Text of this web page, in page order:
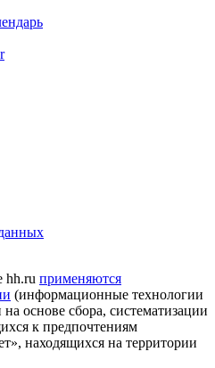
hh.ru применяются
(информационные технологии
основе сбора, систематизации
к предпочтениям
находящихся на территории